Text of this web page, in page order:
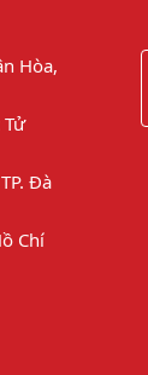
Hòa,
Tử
Đà
Chí